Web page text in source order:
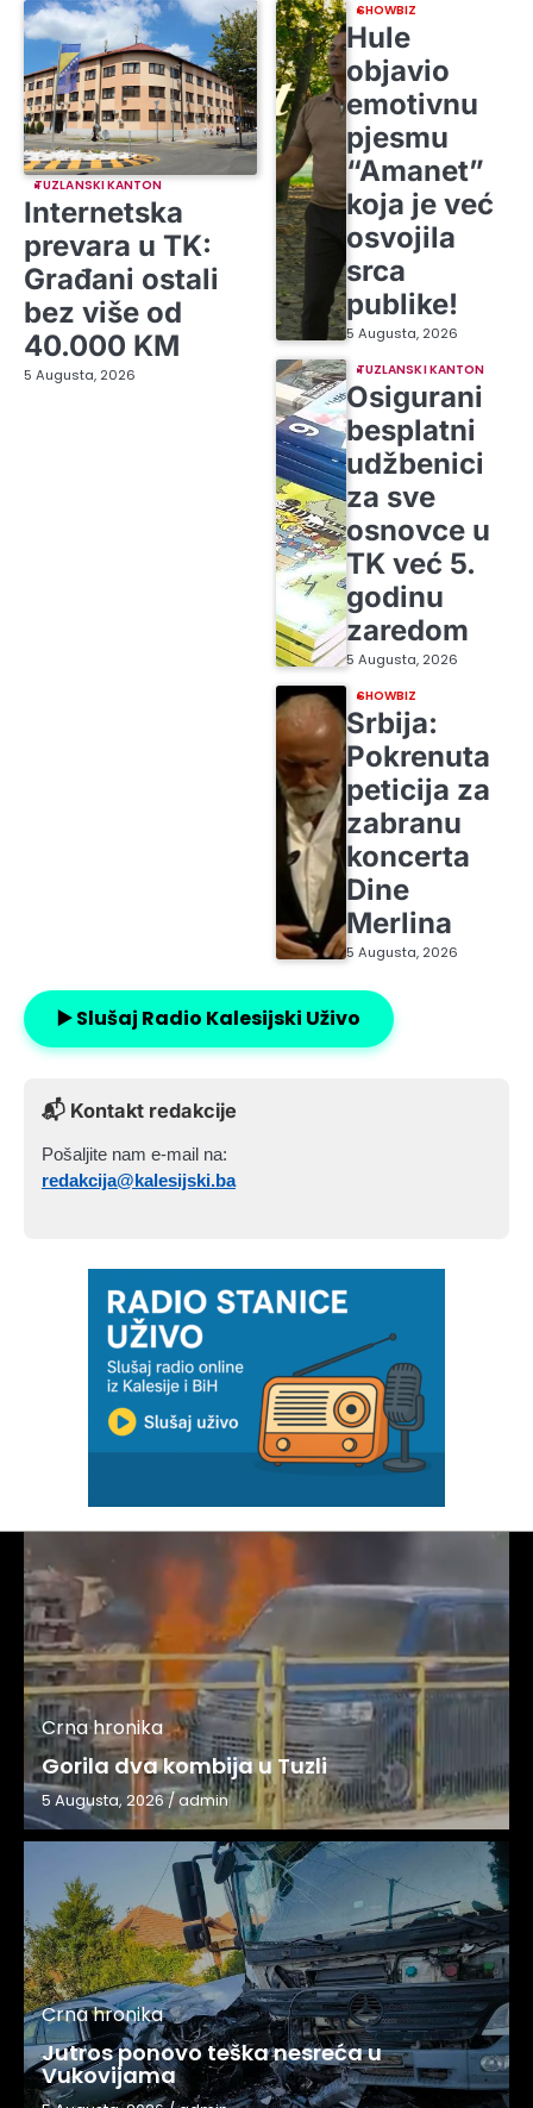
TUZLANSKI KANTON
Internetska
prevara u TK:
Građani ostali
bez više od
40.000 KM
5 Augusta, 2026
SHOWBIZ
Hule
objavio
emotivnu
pjesmu
“Amanet”
koja je već
osvojila
srca
publike!
5 Augusta, 2026
TUZLANSKI KANTON
Osigurani
besplatni
udžbenici
za sve
osnovce u
TK već 5.
godinu
zaredom
5 Augusta, 2026
SHOWBIZ
Srbija:
Pokrenuta
peticija za
zabranu
koncerta
Dine
Merlina
5 Augusta, 2026
▶️ Slušaj Radio Kalesijski Uživo
📬 Kontakt redakcije
Pošaljite nam e-mail na:
redakcija@kalesijski.ba
Crna hronika
Gorila dva kombija u Tuzli
5 Augusta, 2026/admin
Crna hronika
Jutros ponovo teška nesreća u
Vukovijama